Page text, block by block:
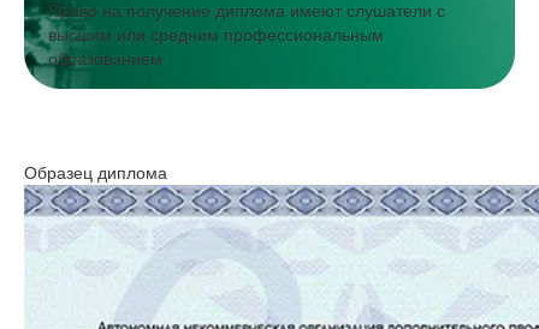
Право на получение диплома имеют слушатели с
высшим или средним профессиональным
образованием
Образец диплома